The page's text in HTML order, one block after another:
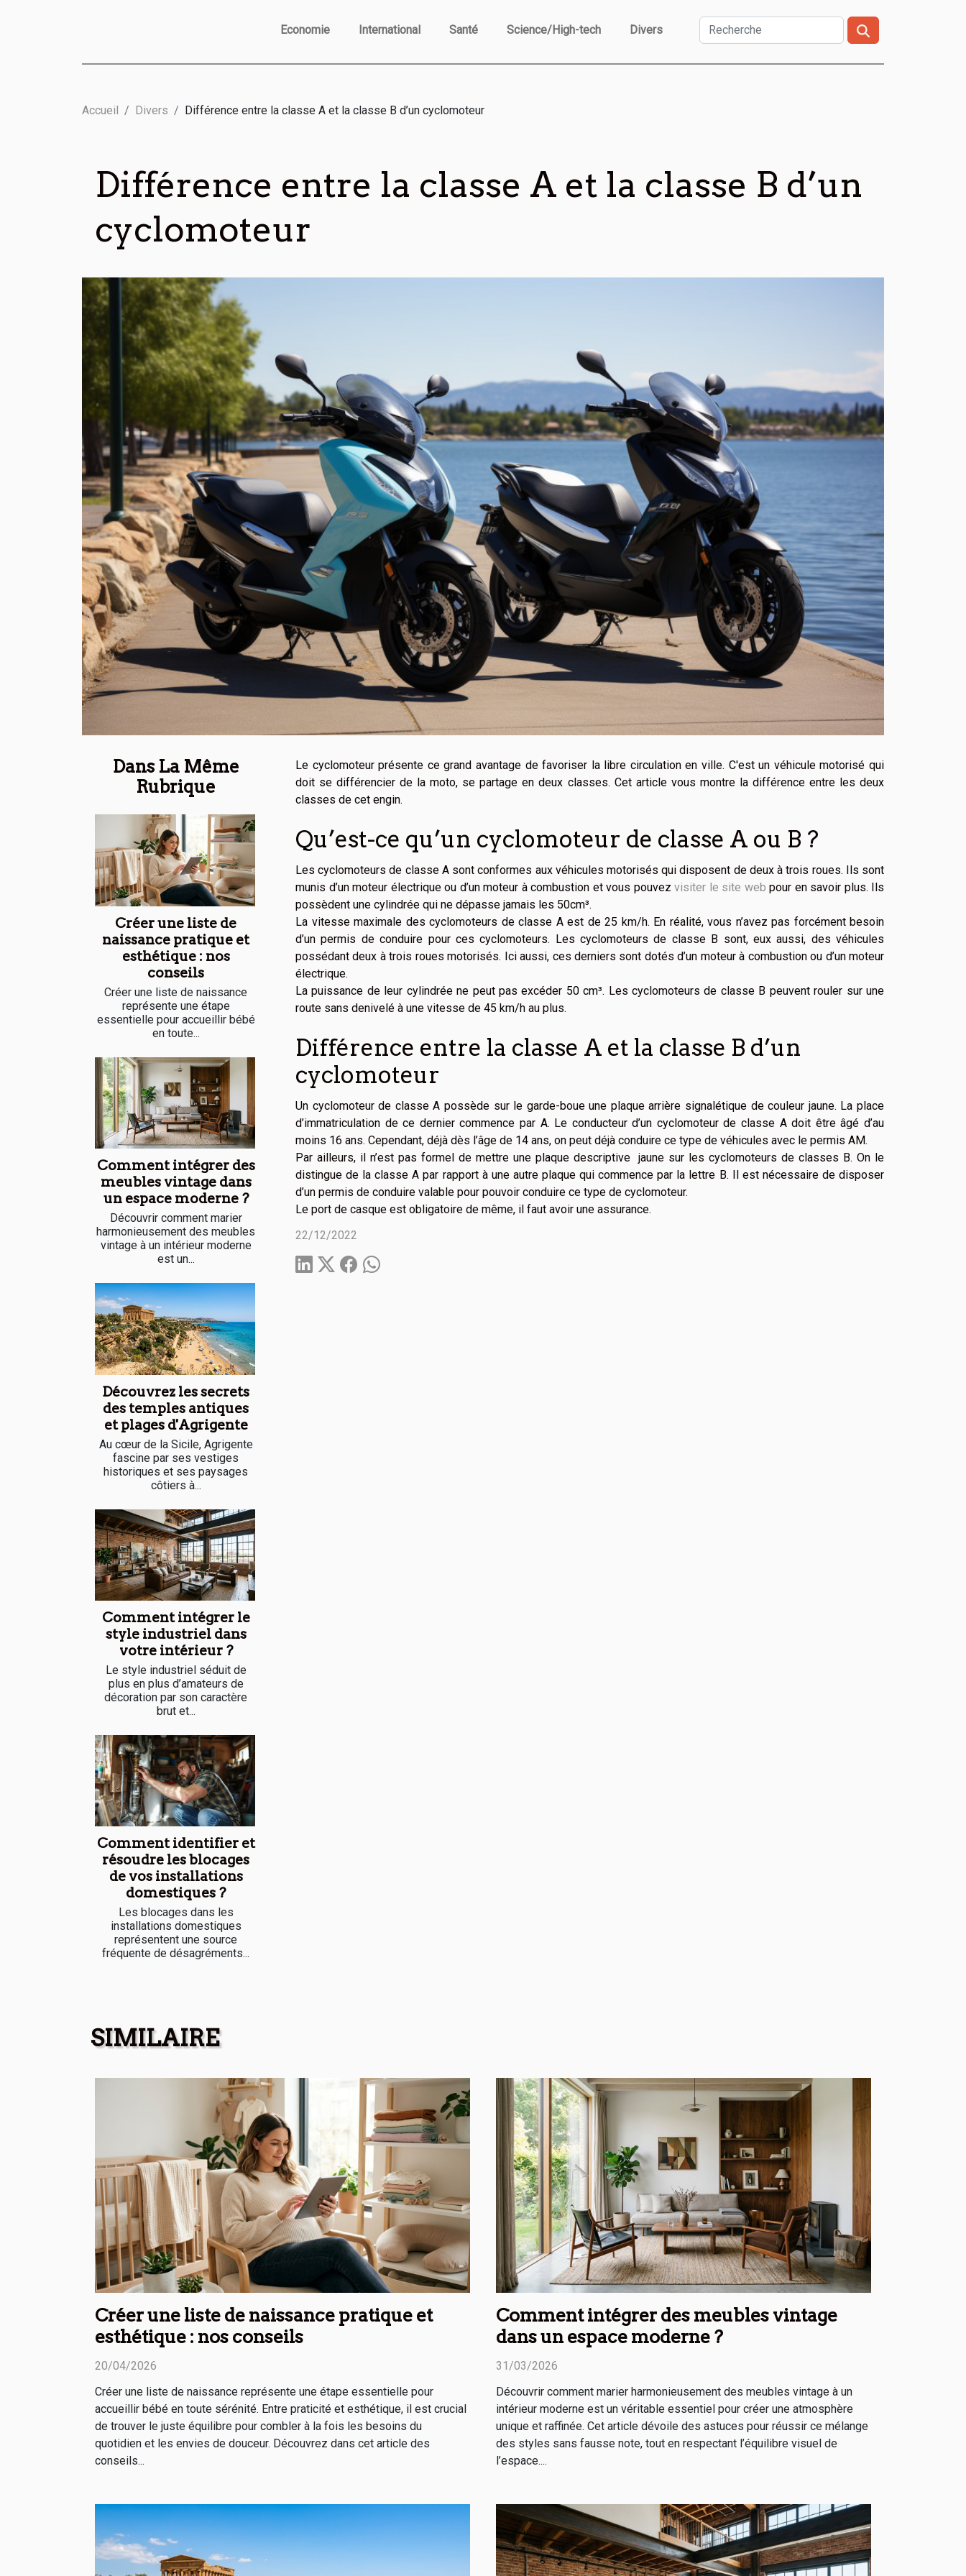
Economie International Santé Science/High-tech Divers
Accueil Divers Différence entre la classe A et la classe B d’un cyclomoteur
Différence entre la classe A et la classe B d’un
cyclomoteur
Dans La Même
Rubrique
Créer une liste de
naissance pratique et
esthétique : nos
conseils
Créer une liste de naissance
représente une étape
essentielle pour accueillir bébé
en toute...
Comment intégrer des
meubles vintage dans
un espace moderne ?
Découvrir comment marier
harmonieusement des meubles
vintage à un intérieur moderne
est un...
Découvrez les secrets
des temples antiques
et plages d'Agrigente
Au cœur de la Sicile, Agrigente
fascine par ses vestiges
historiques et ses paysages
côtiers à...
Comment intégrer le
style industriel dans
votre intérieur ?
Le style industriel séduit de
plus en plus d’amateurs de
décoration par son caractère
brut et...
Comment identifier et
résoudre les blocages
de vos installations
domestiques ?
Les blocages dans les
installations domestiques
représentent une source
fréquente de désagréments...
Le cyclomoteur présente ce grand avantage de favoriser la libre circulation en ville. C'est un véhicule motorisé qui
doit se différencier de la moto, se partage en deux classes. Cet article vous montre la différence entre les deux
classes de cet engin.
Qu’est-ce qu’un cyclomoteur de classe A ou B ?
Les cyclomoteurs de classe A sont conformes aux véhicules motorisés qui disposent de deux à trois roues. Ils sont
munis d’un moteur électrique ou d’un moteur à combustion et vous pouvez visiter le site web pour en savoir plus. Ils
possèdent une cylindrée qui ne dépasse jamais les 50cm³.
La vitesse maximale des cyclomoteurs de classe A est de 25 km/h. En réalité, vous n’avez pas forcément besoin
d’un permis de conduire pour ces cyclomoteurs. Les cyclomoteurs de classe B sont, eux aussi, des véhicules
possédant deux à trois roues motorisés. Ici aussi, ces derniers sont dotés d’un moteur à combustion ou d’un moteur
électrique.
La puissance de leur cylindrée ne peut pas excéder 50 cm³. Les cyclomoteurs de classe B peuvent rouler sur une
route sans denivelé à une vitesse de 45 km/h au plus.
Différence entre la classe A et la classe B d’un
cyclomoteur
Un cyclomoteur de classe A possède sur le garde-boue une plaque arrière signalétique de couleur jaune. La place
d’immatriculation de ce dernier commence par A. Le conducteur d’un cyclomoteur de classe A doit être âgé d’au
moins 16 ans. Cependant, déjà dès l’âge de 14 ans, on peut déjà conduire ce type de véhicules avec le permis AM.
Par ailleurs, il n’est pas formel de mettre une plaque descriptive jaune sur les cyclomoteurs de classes B. On le
distingue de la classe A par rapport à une autre plaque qui commence par la lettre B. Il est nécessaire de disposer
d’un permis de conduire valable pour pouvoir conduire ce type de cyclomoteur.
Le port de casque est obligatoire de même, il faut avoir une assurance.
22/12/2022
SIMILAIRE
Créer une liste de naissance pratique et
esthétique : nos conseils
20/04/2026
Créer une liste de naissance représente une étape essentielle pour
accueillir bébé en toute sérénité. Entre praticité et esthétique, il est crucial
de trouver le juste équilibre pour combler à la fois les besoins du
quotidien et les envies de douceur. Découvrez dans cet article des
conseils...
Comment intégrer des meubles vintage
dans un espace moderne ?
31/03/2026
Découvrir comment marier harmonieusement des meubles vintage à un
intérieur moderne est un véritable essentiel pour créer une atmosphère
unique et raffinée. Cet article dévoile des astuces pour réussir ce mélange
des styles sans fausse note, tout en respectant l’équilibre visuel de
l’espace....